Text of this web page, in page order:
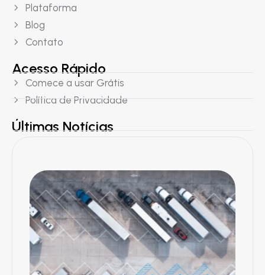
Plataforma
Blog
Contato
Acesso Rápido
Comece a usar Grátis
Política de Privacidade
Últimas Notícias